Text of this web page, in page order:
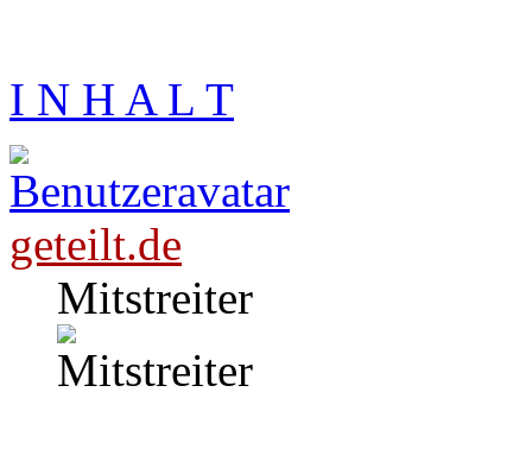
I N H A L T
geteilt.de
Mitstreiter